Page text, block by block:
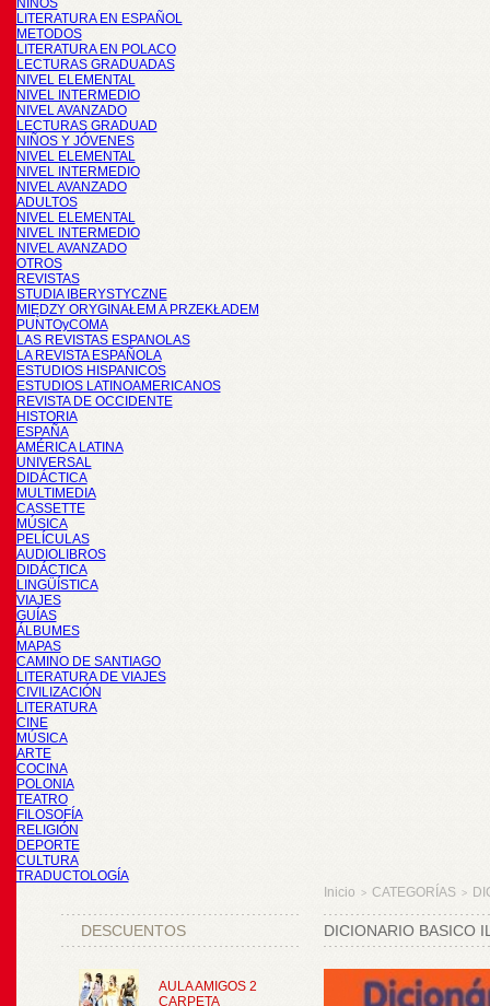
NIÑOS
LITERATURA EN ESPAÑOL
METODOS
LITERATURA EN POLACO
LECTURAS GRADUADAS
NIVEL ELEMENTAL
NIVEL INTERMEDIO
NIVEL AVANZADO
LECTURAS GRADUAD
NIÑOS Y JÓVENES
NIVEL ELEMENTAL
NIVEL INTERMEDIO
NIVEL AVANZADO
ADULTOS
NIVEL ELEMENTAL
NIVEL INTERMEDIO
NIVEL AVANZADO
OTROS
REVISTAS
STUDIA IBERYSTYCZNE
MIĘDZY ORYGINAŁEM A PRZEKŁADEM
PUNTOyCOMA
LAS REVISTAS ESPANOLAS
LA REVISTA ESPAÑOLA
ESTUDIOS HISPANICOS
ESTUDIOS LATINOAMERICANOS
REVISTA DE OCCIDENTE
HISTORIA
ESPAÑA
AMÉRICA LATINA
UNIVERSAL
DIDÁCTICA
MULTIMEDIA
CASSETTE
MÚSICA
PELÍCULAS
AUDIOLIBROS
DIDÁCTICA
LINGÜÍSTICA
VIAJES
GUÍAS
ÁLBUMES
MAPAS
CAMINO DE SANTIAGO
LITERATURA DE VIAJES
CIVILIZACIÓN
LITERATURA
CINE
MÚSICA
ARTE
COCINA
POLONIA
TEATRO
FILOSOFÍA
RELIGIÓN
DEPORTE
CULTURA
TRADUCTOLOGÍA
DESCUENTOS
AULA AMIGOS 2
CARPETA
Inicio > CATEGORÍAS >
DICIONARIO BASICO